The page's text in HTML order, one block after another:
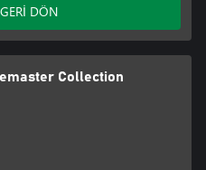
DÖN
Collection